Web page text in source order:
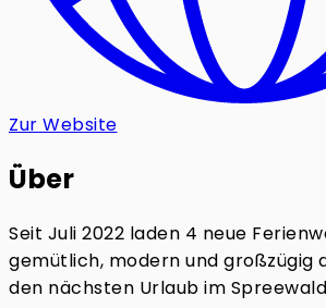
Zur Website
Über
Seit Juli 2022 laden 4 neue
gemütlich, modern und großzügig
den nächsten Urlaub im